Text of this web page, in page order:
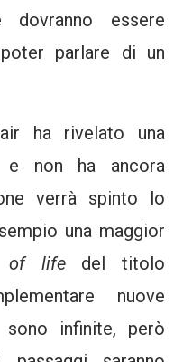
essere
parlare di un
ha rivelato una
e non ha ancora
verrà spinto lo
una maggior
of life del titolo
nuove
infinite, però